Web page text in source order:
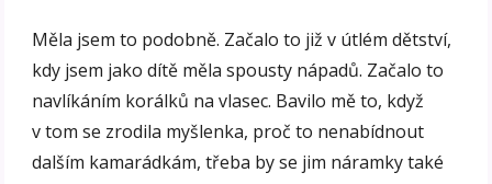
Měla jsem to podobně. Začalo to již v útlém dětství,
kdy jsem jako dítě měla spousty nápadů. Začalo to
navlíkáním korálků na vlasec. Bavilo mě to, když
v tom se zrodila myšlenka, proč to nenabídnout
dalším kamarádkám, třeba by se jim náramky také